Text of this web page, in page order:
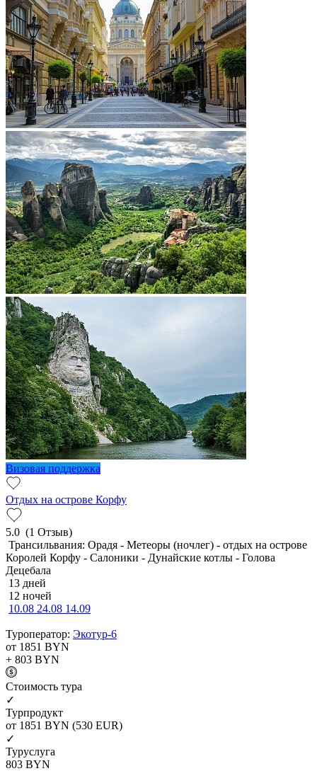
Визовая поддержка
Отдых на острове Корфу
5.0 (1 Отзыв)
Трансильвания: Орадя - Метеоры (ночлег) - отдых на острове
Королей Корфу - Салоники - Дунайские котлы - Голова
Децебала
13 дней
12 ночей
10.08 24.08 14.09
Туроператор: Экотур-6
от 1851 BYN
+ 803 BYN
Cтоимость тура
✓
Турпродукт
от 1851 BYN (530 EUR)
✓
Туруслуга
803 BYN